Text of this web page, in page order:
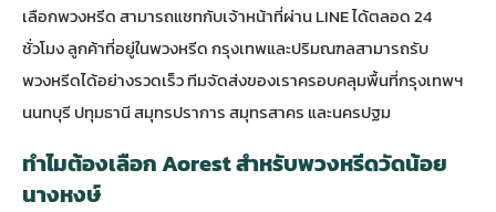
เลือกพวงหรีด สามารถแชทกับเจ้าหน้าที่ผ่าน LINE ได้ตลอด 24
ชั่วโมง ลูกค้าที่อยู่ในพวงหรีด กรุงเทพและปริมณฑลสามารถรับ
พวงหรีดได้อย่างรวดเร็ว ทีมจัดส่งของเราครอบคลุมพื้นที่กรุงเทพฯ
นนทบุรี ปทุมธานี สมุทรปราการ สมุทรสาคร และนครปฐม
ทำไมต้องเลือก Aorest สำหรับพวงหรีดวัดน้อย
นางหงษ์